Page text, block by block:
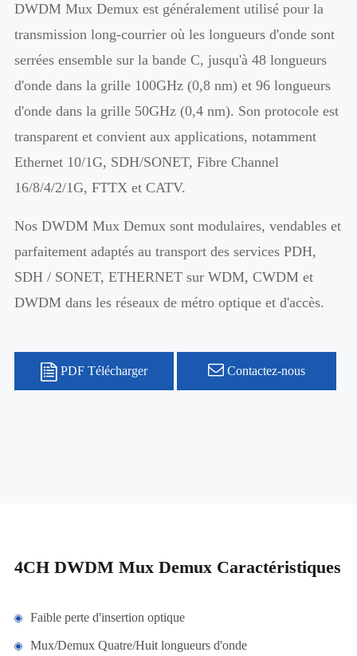
DWDM Mux Demux est généralement utilisé pour la
transmission long-courrier où les longueurs d'onde sont
serrées ensemble sur la bande C, jusqu'à 48 longueurs
d'onde dans la grille 100GHz (0,8 nm) et 96 longueurs
d'onde dans la grille 50GHz (0,4 nm). Son protocole est
transparent et convient aux applications, notamment
Ethernet 10/1G, SDH/SONET, Fibre Channel
16/8/4/2/1G, FTTX et CATV.
Nos DWDM Mux Demux sont modulaires, vendables et
parfaitement adaptés au transport des services PDH,
SDH / SONET, ETHERNET sur WDM, CWDM et
DWDM dans les réseaux de métro optique et d'accès.
PDF Télécharger Contactez-nous
4CH DWDM Mux Demux Caractéristiques
Faible perte d'insertion optique
Mux/Demux Quatre/Huit longueurs d'onde